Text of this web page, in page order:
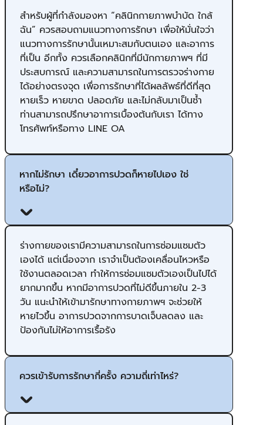
สำหรับผู้ที่กำลังมองหา “คลินิกกายภาพบำบัด ใกล้
ฉัน” ควรสอบถามแนวทางการรักษา เพื่อให้มั่นใจว่า
แนวทางการรักษานั้นเหมาะสมกับตนเอง และอาการ
ที่เป็น อีกทั้ง ควรเลือกคลินิกที่มีนักกายภาพฯ ที่มี
ประสบการณ์ และความสามารถในการตรวจร่างกาย
ได้อย่างตรงจุด เพื่อการรักษาที่ได้ผลลัพธ์ที่ดีที่สุด
หายเร็ว หายขาด ปลอดภัย และไม่กลับมาเป็นซ้ำ
ท่านสามารถปรึกษาอาการเบื้องต้นกับเรา ได้ทาง
โทรศัพท์หรือทาง LINE OA
หากไม่รักษา เดี๋ยวอาการปวดก็หายไปเอง ใช่
หรือไม่?
ร่างกายของเรามีความสามารถในการซ่อมแซมตัว
เองได้ แต่เนื่องจาก เราจำเป็นต้องเคลื่อนไหวหรือ
ใช้งานตลอดเวลา ทำให้การซ่อมแซมตัวเองเป็นไปได้
ยากมากขึ้น ​หากมีอาการปวดที่ไม่ดีขึ้นภายใน 2-3
วัน แนะนำให้เข้ามารักษาทางกายภาพฯ จะช่วยให้
หายไวขึ้น อาการปวดจากการบาดเจ็บลดลง และ
ป้องกันไม่ให้อาการเรื้อรัง
ควรเข้ารับการรักษากี่ครั้ง ความถี่เท่าไหร่?